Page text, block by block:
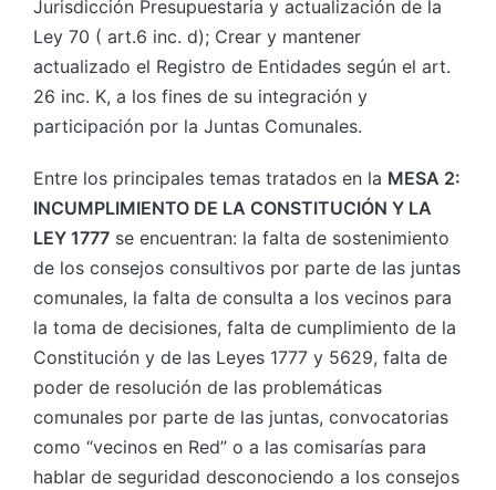
Jurisdicción Presupuestaria y actualización de la
Ley 70 ( art.6 inc. d); Crear y mantener
actualizado el Registro de Entidades según el art.
26 inc. K, a los fines de su integración y
participación por la Juntas Comunales.
Entre los principales temas tratados en la MESA 2:
INCUMPLIMIENTO DE LA CONSTITUCIÓN Y LA
LEY 1777 se encuentran: la falta de sostenimiento
de los consejos consultivos por parte de las juntas
comunales, la falta de consulta a los vecinos para
la toma de decisiones, falta de cumplimiento de la
Constitución y de las Leyes 1777 y 5629, falta de
poder de resolución de las problemáticas
comunales por parte de las juntas, convocatorias
como “vecinos en Red” o a las comisarías para
hablar de seguridad desconociendo a los consejos